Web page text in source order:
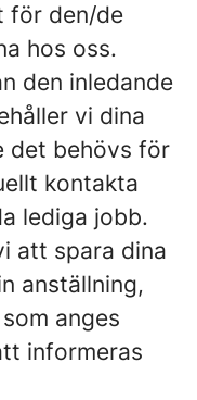
för den/de
hos oss.
den inledande
vi dina
det behövs för
kontakta
lediga jobb.
att spara dina
anställning,
anges
informeras